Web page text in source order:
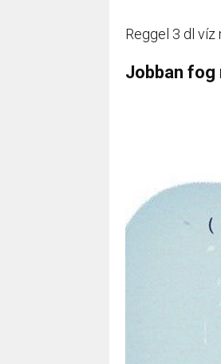
Reggel 3 dl víz
Jobban fog